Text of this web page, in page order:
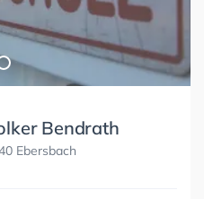
Bendrath
Ebersbach